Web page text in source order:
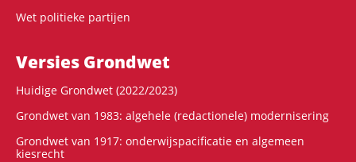
Wet politieke partijen
Versies Grondwet
Huidige Grondwet (2022/2023)
Grondwet van 1983: algehele (redactionele) modernisering
Grondwet van 1917: onderwijspacificatie en algemeen
kiesrecht